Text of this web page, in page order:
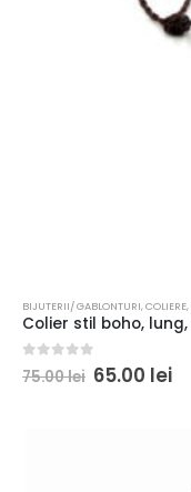
BIJUTERII/ GABLONTURI,COLIERE,
0out of 5
75.00lei 65.00 lei